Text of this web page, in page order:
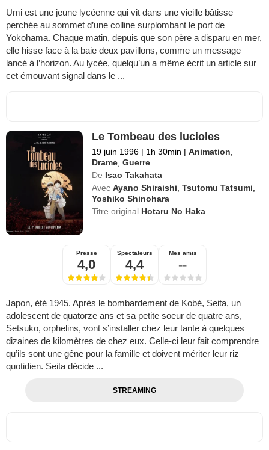
Umi est une jeune lycéenne qui vit dans une vieille bâtisse
perchée au sommet d’une colline surplombant le port de
Yokohama. Chaque matin, depuis que son père a disparu en mer,
elle hisse face à la baie deux pavillons, comme un message
lancé à l’horizon. Au lycée, quelqu’un a même écrit un article sur
cet émouvant signal dans le ...
Le Tombeau des lucioles
19 juin 1996 | 1h 30min | Animation
Drame ,Guerre
De Isao Takahata
Avec Ayano Shiraishi ,Tsutomu Tatsumi
Yoshiko Shinohara
Titre original Hotaru No Haka
Presse
4,0
Spectateurs
4,4
Mes amis
--
Japon, été 1945. Après le bombardement de Kobé, Seita, un
adolescent de quatorze ans et sa petite soeur de quatre ans,
Setsuko, orphelins, vont s’installer chez leur tante à quelques
dizaines de kilomètres de chez eux. Celle-ci leur fait comprendre
qu’ils sont une gêne pour la famille et doivent mériter leur riz
quotidien. Seita décide ...
STREAMING